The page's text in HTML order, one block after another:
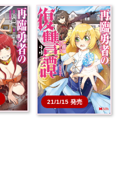
21/1/15 発売